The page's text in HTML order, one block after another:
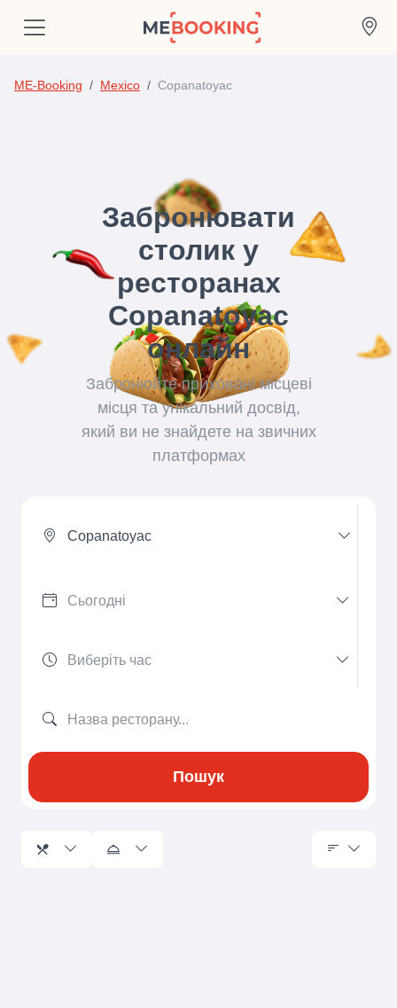
ME-Booking Mexico Copanatoyac
Забронювати
столик у
ресторанах
Copanatoyac
онлайн
Забронюйте приховані місцеві
місця та унікальний досвід,
який ви не знайдете на звичних
платформах
Copanatoyac
Пошук